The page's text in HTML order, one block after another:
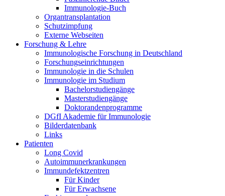
Immunologie-Buch
Organtransplantation
Schutzimpfung
Externe Webseiten
Forschung & Lehre
Immunologische Forschung in Deutschland
Forschungseinrichtungen
Immunologie in die Schulen
Immunologie im Studium
Bachelorstudiengänge
Masterstudiengänge
Doktorandenprogramme
DGfI Akademie für Immunologie
Bilderdatenbank
Links
Patienten
Long Covid
Autoimmunerkrankungen
Immundefektzentren
Für Kinder
Für Erwachsene